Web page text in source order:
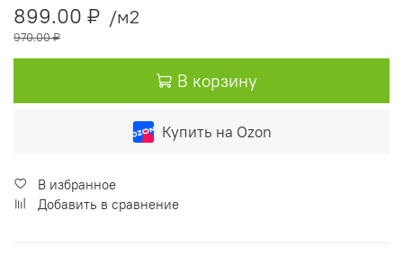
899.00 ₽ /м2
970.00 ₽
В корзину
Купить на Ozon
В избранное
Добавить в сравнение